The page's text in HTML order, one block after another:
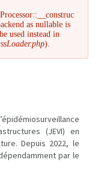
as nullable is
used instead in
).
(JEVI) en
Depuis 2022, le
par le